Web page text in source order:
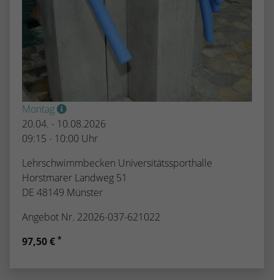
Montag
20.04. - 10.08.2026
09:15 - 10:00 Uhr
Lehrschwimmbecken Universitätssporthalle
Horstmarer Landweg 51
DE 48149 Münster
Angebot Nr. 22026-037-621022
97,50 € *